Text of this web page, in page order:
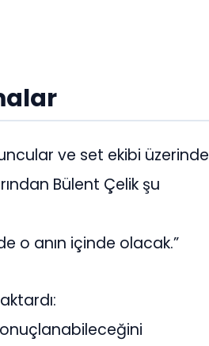
ve set ekibi üzerinde
Bülent Çelik şu
o anın içinde olacak.”